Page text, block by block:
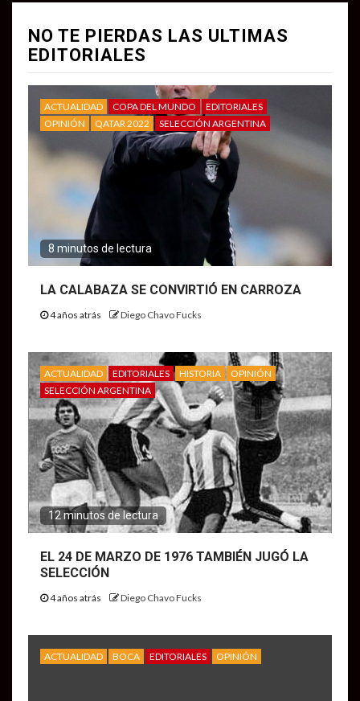
NO TE PIERDAS LAS ULTIMAS
EDITORIALES
ACTUALIDAD COPA DEL MUNDO
EDITORIALES
OPINIÓN
QATAR 2022 SELECCIÓN ARGENTINA
8 minutos de lectura
LA CALABAZA SE CONVIRTIÓ EN CARROZA
4 años atrás Diego Chavo Fucks
ACTUALIDAD EDITORIALES HISTORIA
OPINIÓN
SELECCIÓN ARGENTINA
12 minutos de lectura
EL 24 DE MARZO DE 1976 TAMBIÉN JUGÓ LA
SELECCIÓN
4 años atrás Diego Chavo Fucks
ACTUALIDAD BOCA EDITORIALES OPINIÓN